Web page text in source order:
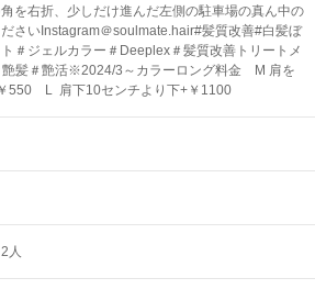
を右折、少しだけ進んだ左側の駐車場の真ん中の
さいInstagram＠soulmate.hair#髪質改善#白髪ぼ
＃ジェルカラー＃Deeplex＃髪質改善トリートメ
艶髪＃艶活※2024/3～カラーロング料金 M 肩を
550 L 肩下10センチより下+￥1100
人